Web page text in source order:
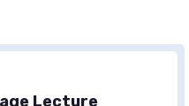
Lecture